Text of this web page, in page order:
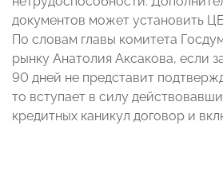
документов может установить
По словам главы комитета
рынку Анатолия Аксакова, если
90 дней не представит
то вступает в силу
кредитных каникул договор и